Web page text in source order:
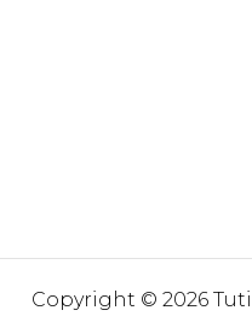
Copyright © 2026